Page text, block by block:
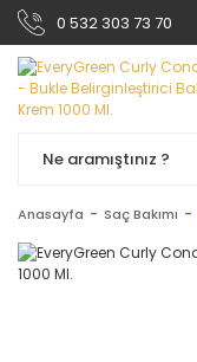
0 532 303 73 70
Anasayfa Saç Bakımı